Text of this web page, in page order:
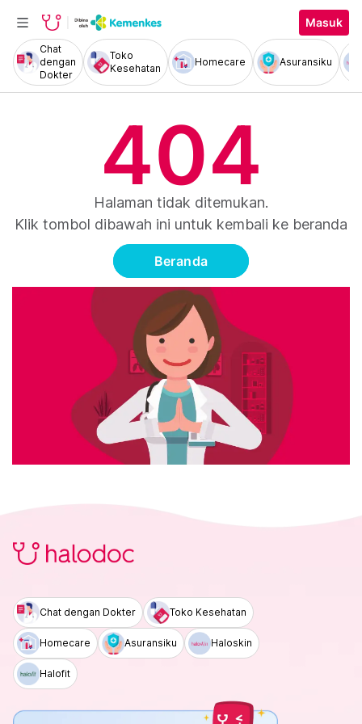
Masuk
Chat
dengan
Dokter
Toko
Kesehatan
Homecare Asuransiku
404
Halaman tidak ditemukan.
Klik tombol dibawah ini untuk kembali ke beranda
Beranda
Chat dengan Dokter Toko Kesehatan
Homecare Asuransiku Haloskin
Halofit